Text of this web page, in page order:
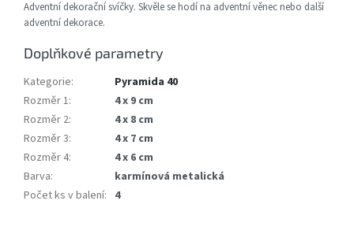
Adventní dekorační svíčky. Skvěle se hodí na adventní věnec nebo další
adventní dekorace.
Doplňkové parametry
Kategorie:
Pyramida 40
Rozměr 1:
4 x 9 cm
Rozměr 2:
4 x 8 cm
Rozměr 3:
4 x 7 cm
Rozměr 4:
4 x 6 cm
Barva:
karmínová metalická
Počet ks v balení: 4